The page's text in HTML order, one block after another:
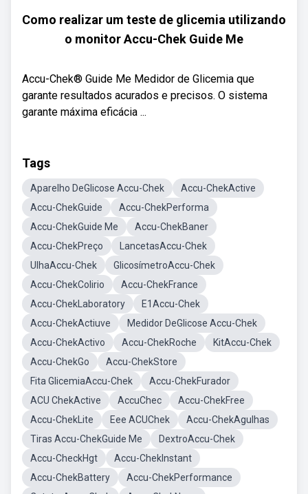
Como realizar um teste de glicemia utilizando
o monitor Accu-Chek Guide Me
Accu-Chek® Guide Me Medidor de Glicemia que
garante resultados acurados e precisos. O sistema
garante máxima eficácia ...
Tags
Aparelho DeGlicose Accu-Chek
Accu-ChekActive
Accu-ChekGuide
Accu-ChekPerforma
Accu-ChekGuide Me
Accu-ChekBaner
Accu-ChekPreço
LancetasAccu-Chek
UlhaAccu-Chek
GlicosímetroAccu-Chek
Accu-ChekColirio
Accu-ChekFrance
Accu-ChekLaboratory
E1Accu-Chek
Accu-ChekActiuve
Medidor DeGlicose Accu-Chek
Accu-ChekActivo
Accu-ChekRoche
KitAccu-Chek
Accu-ChekGo
Accu-ChekStore
Fita GlicemiaAccu-Chek
Accu-ChekFurador
ACU ChekActive
AccuChec
Accu-ChekFree
Accu-ChekLite
Eee ACUChek
Accu-ChekAgulhas
Tiras Accu-ChekGuide Me
DextroAccu-Chek
Accu-CheckHgt
Accu-ChekInstant
Accu-ChekBattery
Accu-ChekPerformance